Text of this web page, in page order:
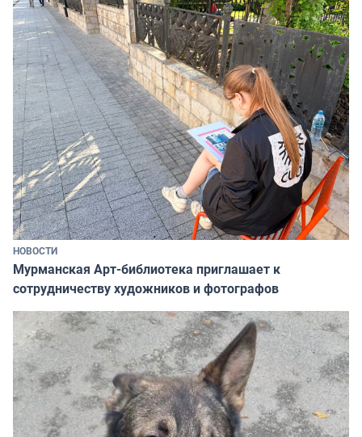
НОВОСТИ
Мурманская Арт-библиотека приглашает к
сотрудничеству художников и фотографов